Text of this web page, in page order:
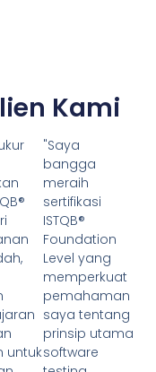
Kami
untuk
"Saya
bangga
meraih
sertifikasi
ISTQB®
Foundation
Level yang
memperkuat
pemahaman
saya tentang
prinsip utama
software